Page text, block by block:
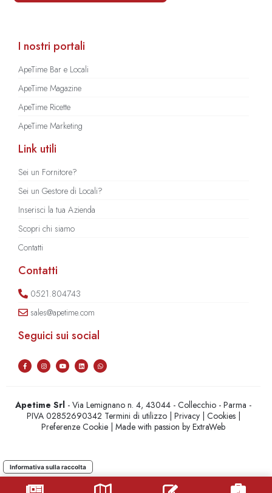
I nostri portali
ApeTime Bar e Locali
ApeTime Magazine
ApeTime Ricette
ApeTime Marketing
Link utili
Sei un Fornitore?
Sei un Gestore di Locali?
Inserisci la tua Azienda
Scopri chi siamo
Contatti
Contatti
0521.804743
sales@apetime.com
Seguici sui social
Apetime Srl - Via Lemignano n. 4, 43044 - Collecchio - Parma -
PIVA 02852690342 Termini di utilizzo| Privacy| Cookies|
Preferenze Cookie | Made with passion byExtraWeb
Informativa sulla raccolta